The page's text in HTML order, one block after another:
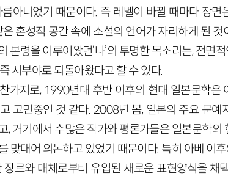
아니었기 때문이다. 즉 레벨이 바뀔 때마다 장면
혼성적 공간 속에 소설의 언어가 자리하게 된
본령을 이루어왔던‘나’의 투명한 목소리는, 전면
시부야로 되돌아왔다고 할 수 있다.
가지로, 1990년대 후반 이후의 현대 일본문학은
고민중인 것 같다. 2008년 봄, 일본의 주요 문예
, 거기에서 수많은 작가와 평론가들은 일본문학의
맞대어 의논하고 있었기 때문이다. 특히 아베 이
르와 매체로부터 유입된 새로운 표현양식을 채